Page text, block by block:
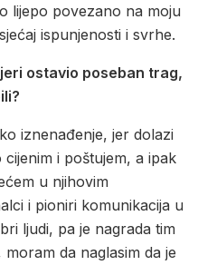
lijepo povezano na moju
ispunjenosti i svrhe.
ostavio poseban trag,
iznenađenje, jer dolazi
i poštujem, a ipak
u njihovim
i pioniri komunikacija u
ljudi, pa je nagrada tim
da naglasim da je